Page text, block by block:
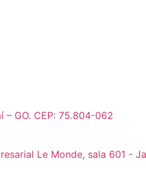
– GO. CEP: 75.804-062
Le Monde, sala 601 -